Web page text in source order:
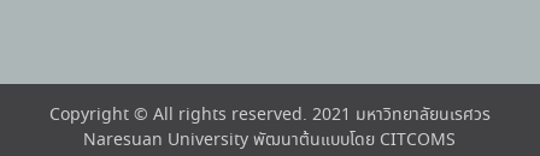
Copyright © All rights reserved. 2021 มหาวิทยาลัยนเรศวร
Naresuan University พัฒนาต้นแบบโดย CITCOMS